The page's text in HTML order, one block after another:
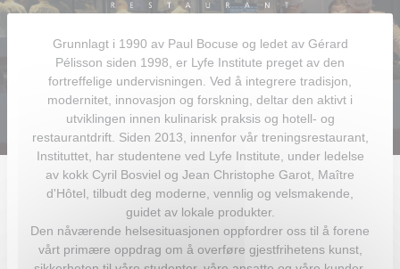
Grunnlagt i 1990 av Paul Bocuse og ledet av Gérard
Pélisson siden 1998, er Lyfe Institute preget av den
fortreffelige undervisningen. Ved å integrere tradisjon,
modernitet, innovasjon og forskning, deltar den aktivt i
utviklingen innen kulinarisk praksis og hotell- og
restaurantdrift. Siden 2013, innenfor vår treningsrestaurant,
Instituttet, har studentene ved Lyfe Institute, under ledelse
av kokk Cyril Bosviel og Jean Christophe Garot, Maître
d'Hôtel, tilbudt deg moderne, vennlig og velsmakende,
guidet av lokale produkter.
Den nåværende helsesituasjonen oppfordrer oss til å forene
vårt primære oppdrag om å overføre gjestfrihetens kunst,